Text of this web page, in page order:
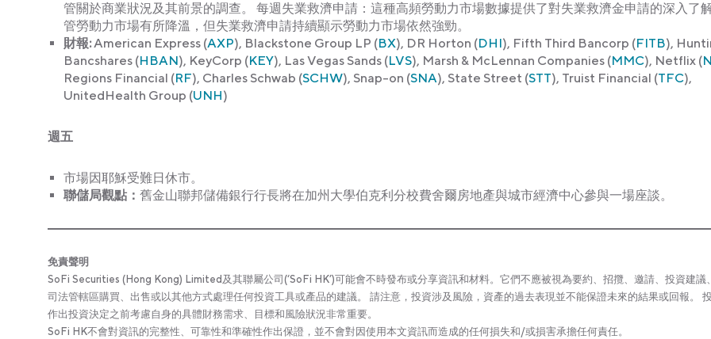
管關於商業狀況及其前景的調查。 每週失業救濟申請：這種高頻勞動力市場數據提供了對失業救濟金申請的深入了
管勞動力市場有所降溫，但失業救濟申請持續顯示勞動力市場依然強勁。
財報:American Express (AXP), Blackstone Group LP (BX), DR Horton (DHI), Fifth Third Bancorp (FITB),
Bancshares (HBAN), KeyCorp (KEY), Las Vegas Sands (LVS), Marsh & McLennan Companies (MMC), Netflix (
Regions Financial (RF), Charles Schwab (SCHW), Snap-on (SNA), State Street (STT), Truist Financial (TFC),
UnitedHealth Group (UNH)
週五
市場因耶穌受難日休市。
聯儲局觀點： 舊金山聯邦儲備銀行行長將在加州大學伯克利分校費舍爾房地產與城市經濟中心參與一場座談。
免責聲明
SoFi Securities (Hong Kong) Limited及其聯屬公司(‘SoFi HK’)可能會不時發布或分享資訊和材料。它們不應被視為要約、招攬、邀請、投資建議
司法管轄區購買、出售或以其他方式處理任何投資工具或產品的建議。 請注意，投資涉及風險，資產的過去表現並不能保證未來的結果或回報。
作出投資決定之前考慮自身的具體財務需求、目標和風險狀況非常重要。
SoFi HK不會對資訊的完整性、可靠性和準確性作出保證，並不會對因使用本文資訊而造成的任何損失和/或損害承擔任何責任。